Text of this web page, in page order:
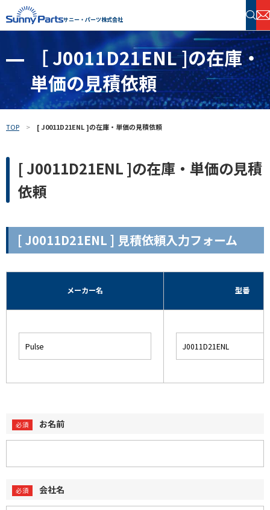
サニー・パーツ株式会社
半導体・電子部品 在庫検索
フリーワードで探す
［ J0011D21ENL ]の在庫・
単価の見積依頼
TOP [ J0011D21ENL ]の在庫・単価の見積依頼
[ J0011D21ENL ]の在庫・単価の見積
依頼
[ J0011D21ENL ] 見積依頼入力フォーム
メーカー名 型番
お名前
会社名